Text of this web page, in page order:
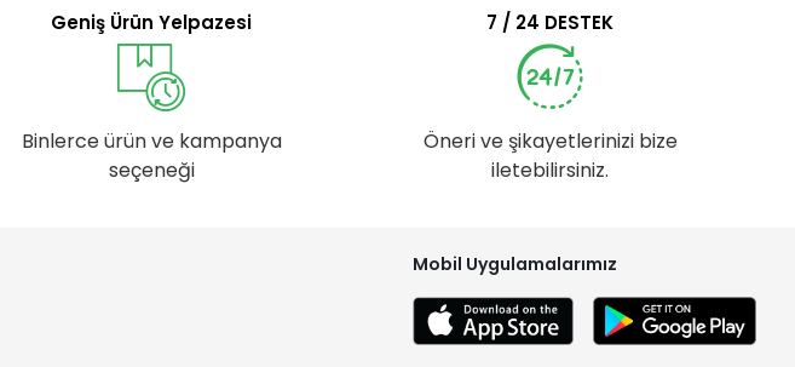
Geniş Ürün Yelpazesi
Binlerce ürün ve kampanya
seçeneği
7 / 24 DESTEK
Öneri ve şikayetlerinizi bize
iletebilirsiniz.
Mobil Uygulamalarımız